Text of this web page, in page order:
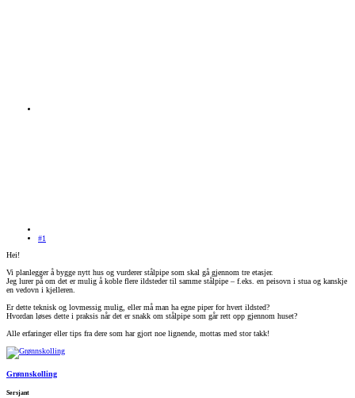
#1
Hei!
Vi planlegger å bygge nytt hus og vurderer stålpipe som skal gå gjennom tre etasjer.
Jeg lurer på om det er mulig å koble flere ildsteder til samme stålpipe – f.eks. en peisovn i stua og kanskje
en vedovn i kjelleren.
Er dette teknisk og lovmessig mulig, eller må man ha egne piper for hvert ildsted?
Hvordan løses dette i praksis når det er snakk om stålpipe som går rett opp gjennom huset?
Alle erfaringer eller tips fra dere som har gjort noe lignende, mottas med stor takk!
Grønnskolling
Sersjant